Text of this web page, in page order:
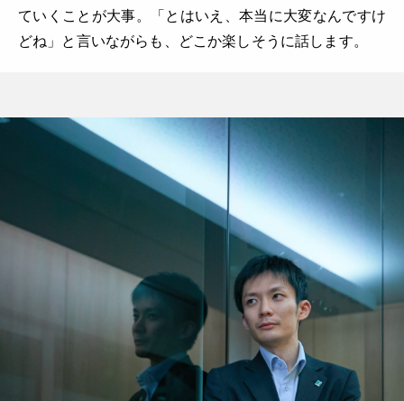
ていくことが大事。「とはいえ、本当に大変なんですけ
どね」と言いながらも、どこか楽しそうに話します。